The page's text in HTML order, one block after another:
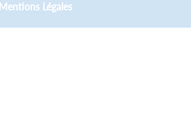
Mentions Légales